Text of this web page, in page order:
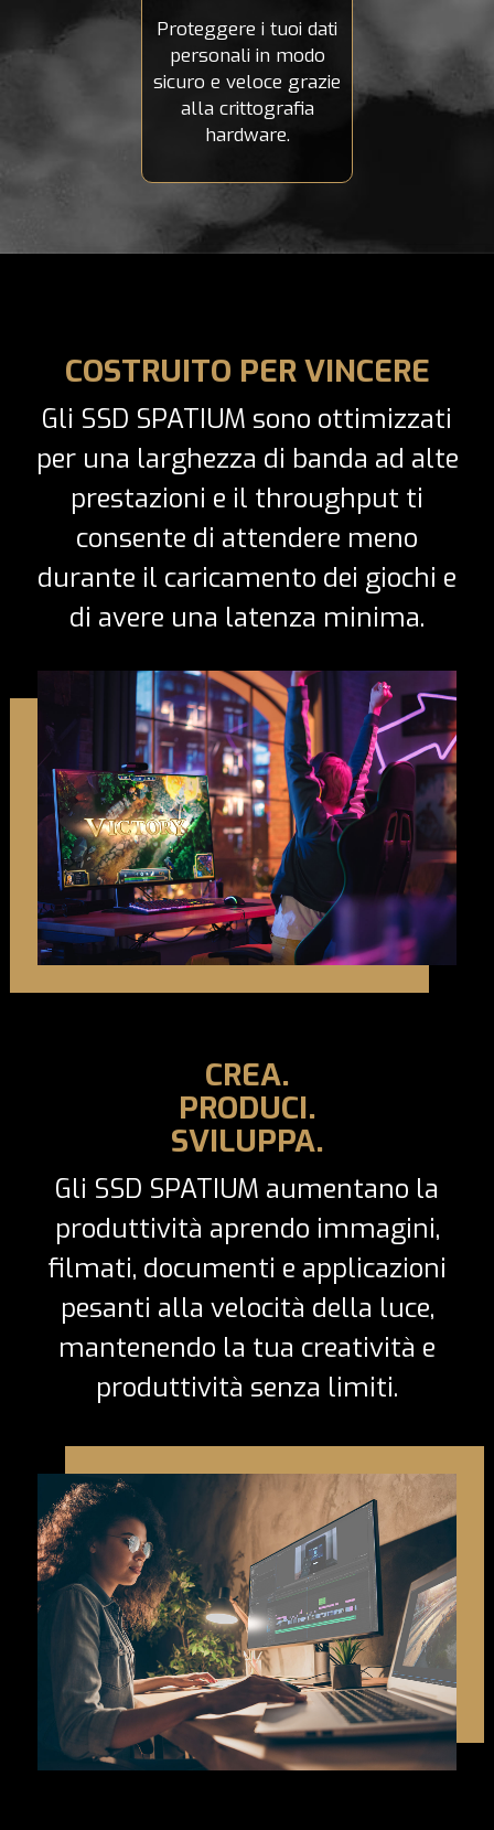
Proteggere i tuoi dati
personali in modo
sicuro e veloce grazie
alla crittografia
hardware.
COSTRUITO PER VINCERE
Gli SSD SPATIUM sono ottimizzati
per una larghezza di banda ad alte
prestazioni e il throughput ti
consente di attendere meno
durante il caricamento dei giochi e
di avere una latenza minima.
CREA.
PRODUCI.
SVILUPPA.
Gli SSD SPATIUM aumentano la
produttività aprendo immagini,
filmati, documenti e applicazioni
pesanti alla velocità della luce,
mantenendo la tua creatività e
produttività senza limiti.